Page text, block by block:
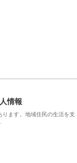
情報
ます。地域住民の生活を支